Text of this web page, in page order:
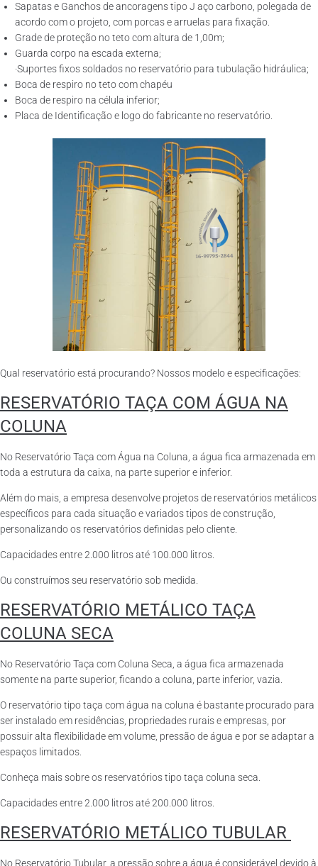
Sapatas e Ganchos de ancoragens tipo J aço carbono, polegada de
acordo com o projeto, com porcas e arruelas para fixação.
Grade de proteção no teto com altura de 1,00m;
Guarda corpo na escada externa;
·Suportes fixos soldados no reservatório para tubulação hidráulica;
Boca de respiro no teto com chapéu
Boca de respiro na célula inferior;
Placa de Identificação e logo do fabricante no reservatório.
Qual reservatório está procurando? Nossos modelo e especificações:
RESERVATÓRIO TAÇA COM ÁGUA NA
COLUNA
No Reservatório Taça com Água na Coluna, a água fica armazenada em
toda a estrutura da caixa, na parte superior e inferior.
Além do mais, a empresa desenvolve projetos de reservatórios metálicos
específicos para cada situação e variados tipos de construção,
personalizando os reservatórios definidas pelo cliente.
Capacidades entre 2.000 litros até 100.000 litros.
Ou construímos seu reservatório sob medida.
RESERVATÓRIO METÁLICO TAÇA
COLUNA SECA
No Reservatório Taça com Coluna Seca, a água fica armazenada
somente na parte superior, ficando a coluna, parte inferior, vazia.
O reservatório tipo taça com água na coluna é bastante procurado para
ser instalado em residências, propriedades rurais e empresas, por
possuir alta flexibilidade em volume, pressão de água e por se adaptar a
espaços limitados.
Conheça mais sobre os reservatórios tipo taça coluna seca.
Capacidades entre 2.000 litros até 200.000 litros.
RESERVATÓRIO METÁLICO TUBULAR
No Reservatório Tubular, a pressão sobre a água é considerável devido à